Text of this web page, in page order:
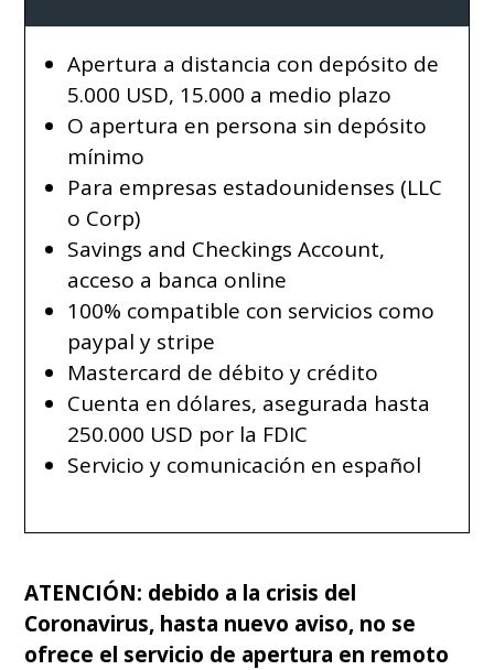
Apertura a distancia con depósito de
5.000 USD, 15.000 a medio plazo
O apertura en persona sin depósito
mínimo
Para empresas estadounidenses (LLC
o Corp)
Savings and Checkings Account,
acceso a banca online
100% compatible con servicios como
paypal y stripe
Mastercard de débito y crédito
Cuenta en dólares, asegurada hasta
250.000 USD por la FDIC
Servicio y comunicación en español
ATENCIÓN: debido a la crisis del
Coronavirus, hasta nuevo aviso, no se
ofrece el servicio de apertura en remoto